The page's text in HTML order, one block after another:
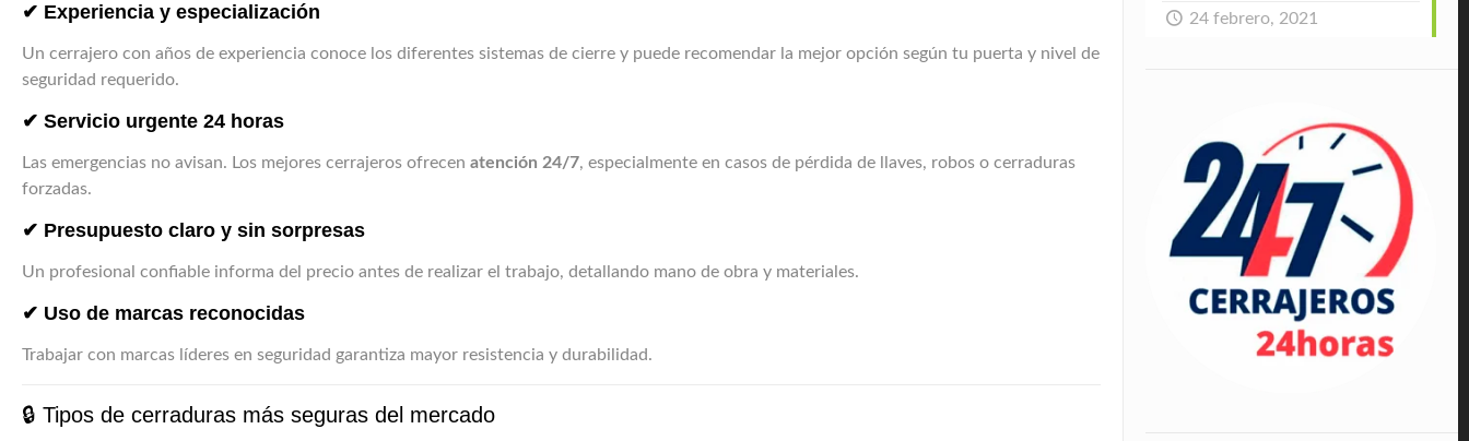
✔ Experiencia y especialización
Un cerrajero con años de experiencia conoce los diferentes sistemas de cierre y puede recomendar la mejor opción según tu puerta y nivel de
seguridad requerido.
✔ Servicio urgente 24 horas
Las emergencias no avisan. Los mejores cerrajeros ofrecenatención 24/7, especialmente en casos de pérdida de llaves, robos o cerraduras
forzadas.
✔ Presupuesto claro y sin sorpresas
Un profesional confiable informa del precio antes de realizar el trabajo, detallando mano de obra y materiales.
✔ Uso de marcas reconocidas
Trabajar con marcas líderes en seguridad garantiza mayor resistencia y durabilidad.
🔒 Tipos de cerraduras más seguras del mercado
24 febrero, 2021